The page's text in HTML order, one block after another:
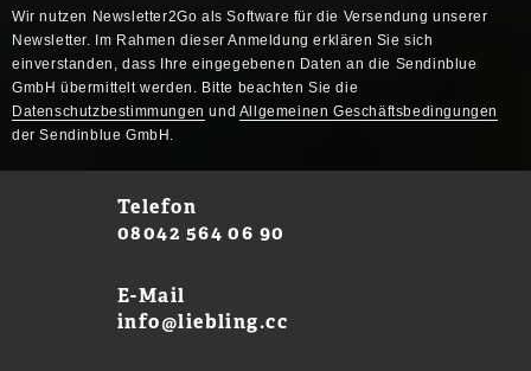
Wir nutzen Newsletter2Go als Software für die Versendung unserer
Newsletter. Im Rahmen dieser Anmeldung erklären Sie sich
einverstanden, dass Ihre eingegebenen Daten an die Sendinblue
GmbH übermittelt werden. Bitte beachten Sie die
Datenschutzbestimmungen und Allgemeinen Geschäftsbedingungen
der Sendinblue GmbH.
Telefon
08042 564 06 90
E-Mail
info@liebling.cc